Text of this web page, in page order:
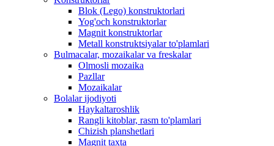
Blok (Lego) konstruktorlari
Yog'och konstruktorlar
Magnit konstruktorlar
Metall konstruktsiyalar to'plamlari
Bulmacalar, mozaikalar va freskalar
Olmosli mozaika
Pazllar
Mozaikalar
Bolalar ijodiyoti
Haykaltaroshlik
Rangli kitoblar, rasm to'plamlari
Chizish planshetlari
Magnit taxta